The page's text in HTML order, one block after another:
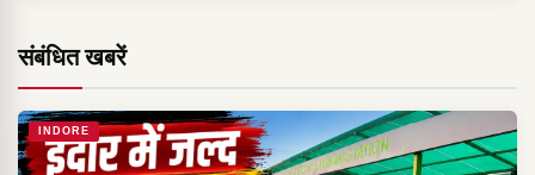
संबंधित खबरें
INDORE